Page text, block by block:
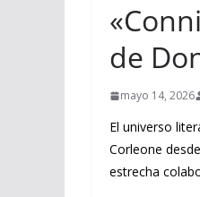
de
mayo 14, 2026
El universo
Corleone
estrecha